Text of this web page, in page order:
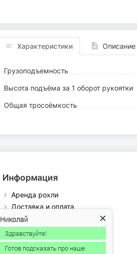
Характеристики Описание
Грузоподъемность
Высота подъёма за 1 оборот рукоятки
Общая тросоёмкость
Информация
Аренда рохли
Доставка и оплата
Каталог продукции
Контакты
О компании
Николай
Здравствуйте!
Готов подсказать про наше